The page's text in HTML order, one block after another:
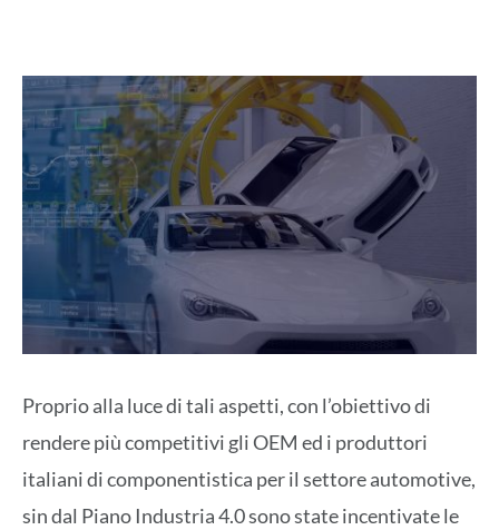
Proprio alla luce di tali aspetti, con l’obiettivo di
rendere più competitivi gli OEM ed i produttori
italiani di componentistica per il settore automotive,
sin dal Piano Industria 4.0 sono state incentivate le